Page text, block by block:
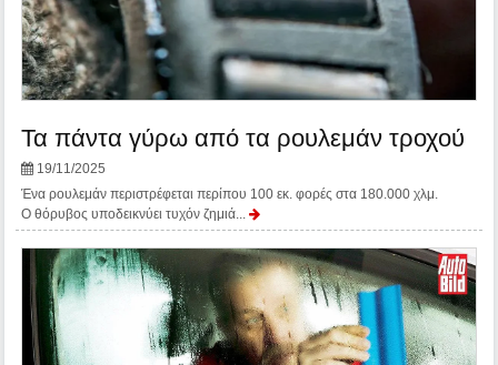
Τα πάντα γύρω από τα ρουλεμάν τροχού
19/11/2025
Ένα ρουλεμάν περιστρέφεται περίπου 100 εκ. φορές στα 180.000 χλμ.
Ο θόρυβος υποδεικνύει τυχόν ζημιά...